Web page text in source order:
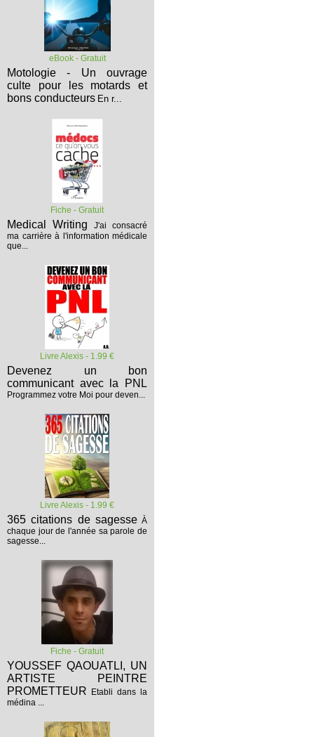
eBook - Gratuit
Motologie - Un ouvrage
culte pour les motards et
bons conducteurs En r...
Fiche - Gratuit
Medical Writing
J'ai consacré
ma carrière à l'information médicale
que...
Livre Alexis - 1.99 €
Devenez un bon
communicant avec la PNL
Programmez votre Moi pour deven...
Livre Alexis - 1.99 €
365 citations de sagesse À
chaque jour de l'année sa parole de
sagesse...
Fiche - Gratuit
YOUSSEF QAOUATLI, UN
ARTISTE PEINTRE
PROMETTEUR
Etabli dans la
médina ...